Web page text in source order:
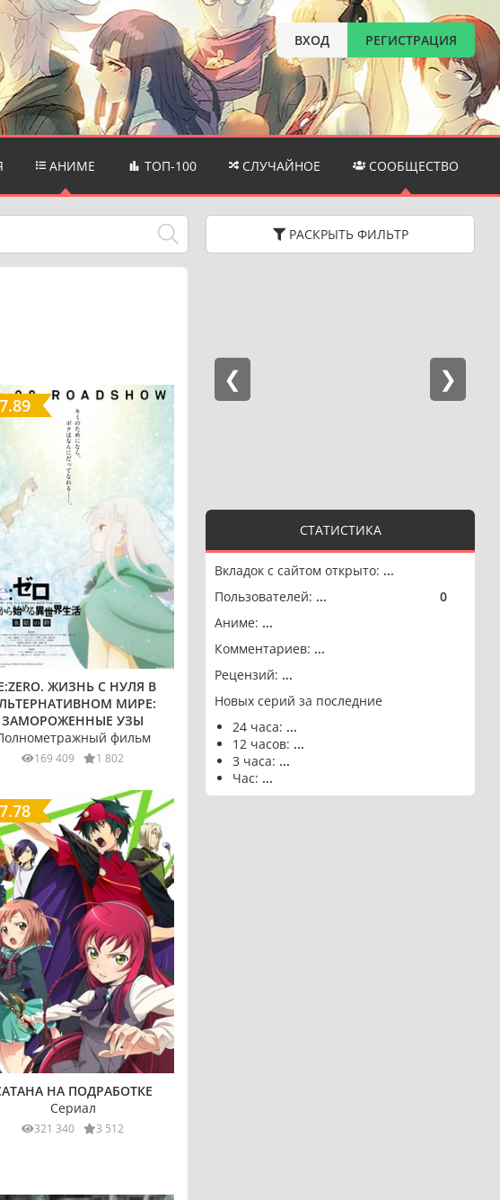
ВХОД РЕГИСТРАЦИЯ
АНИМЕ ТОП-100 СЛУЧАЙНОЕ СООБЩЕСТВО
РАСКРЫТЬ ФИЛЬТР
СТАТИСТИКА
Вкладок с сайтом открыто: ...
Пользователей: ... 0
Аниме: ...
Комментариев: ...
Рецензий: ...
Новых серий за последние
24 часа: ...
12 часов: ...
3 часа: ...
Час: ...
7.89
ЖИЗНЬ С НУЛЯ В
МИРЕ:
ЗАМОРОЖЕННЫЕ УЗЫ
фильм
169 409 1 802
7.78
НА ПОДРАБОТКЕ
Сериал
321 340 3 512